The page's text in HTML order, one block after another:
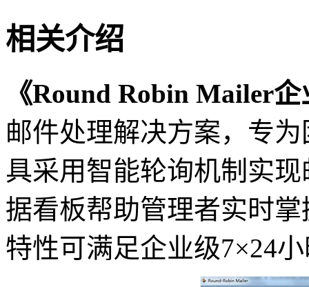
相关介绍
《Round Robin Mailer
邮件处理解决方案，专
具采用智能轮询机制实
据看板帮助管理者实时
特性可满足企业级7×24